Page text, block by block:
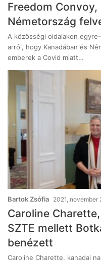
Freedom
Németország
A közösségi oldalakon
arról, hogy Kanadában és
emberek a Covid miatt…
Bartok Zsófia 2021, november
Caroline
SZTE mellett
benézett
Caroline Charette, kanadai